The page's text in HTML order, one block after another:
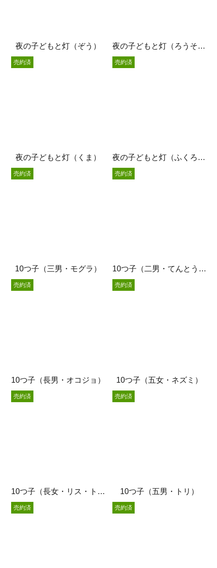
夜の子どもと灯（ぞう） 夜の子どもと灯（ろうそくの灯り）
夜の子どもと灯（くま）
売約済
夜の子どもと灯（ふくろう）
売約済
10つ子（三男・モグラ）
売約済
10つ子（二男・てんとう虫）
売約済
10つ子（長男・オコジョ）
売約済
10つ子（五女・ネズミ）
売約済
10つ子（長女・リス・トリ）
売約済
10つ子（五男・トリ）
売約済
売約済 売約済